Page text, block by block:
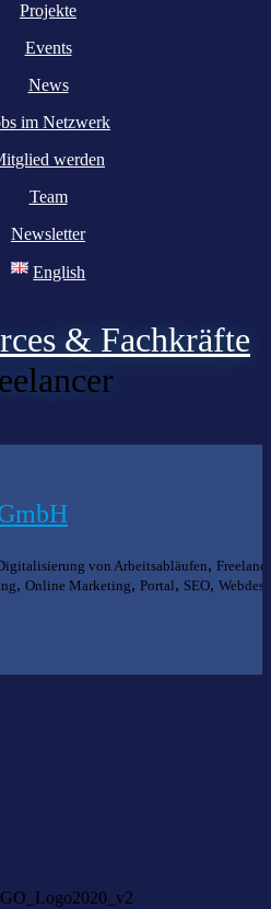
Projekte
Events
News
im Netzwerk
werden
Team
Newsletter
English
& Fachkräfte
von Arbeitsabläufen,
, Online Marketing, Portal, SEO,